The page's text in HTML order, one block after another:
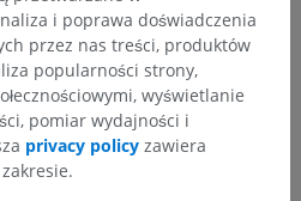
The cranial nerve nuclei and their central
Clinical Neuroanatomy. (7th ed.)
Lippincott Williams & Wilkins, pp.
DT. Neuroanatomy, Cranial Nerve 8
i poprawa doświadczenia
przez nas treści, produktów
popularności strony,
wyświetlanie
pomiar wydajności i
privacy policy zawiera